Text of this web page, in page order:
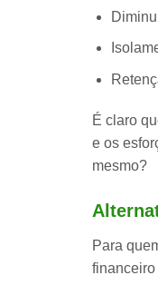
É claro
e os
mesmo?
Para